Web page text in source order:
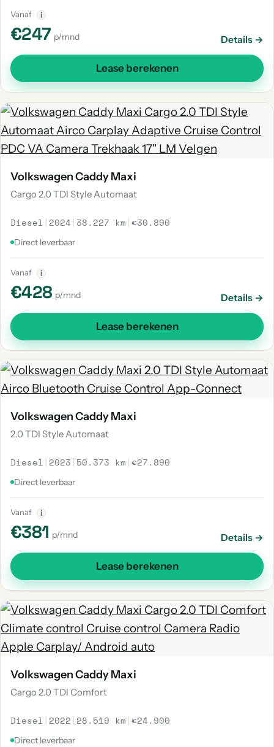
Vanaf i
€247 p/mnd Details →
Lease berekenen
Volkswagen Caddy Maxi
Cargo 2.0 TDI Style Automaat
Diesel | 2024 | 38.227 km |€30.890
Direct leverbaar
Vanaf i
€428 p/mnd Details →
Lease berekenen
Volkswagen Caddy Maxi
2.0 TDI Style Automaat
Diesel | 2023 | 50.373 km |€27.890
Direct leverbaar
Vanaf i
€381 p/mnd Details →
Lease berekenen
Volkswagen Caddy Maxi
Cargo 2.0 TDI Comfort
Diesel | 2022 | 28.519 km |€24.900
Direct leverbaar